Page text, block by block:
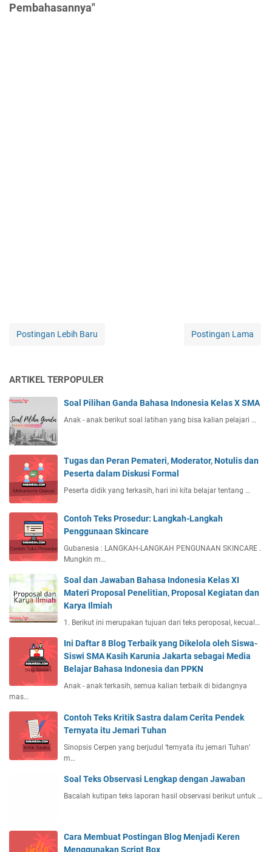
Pembahasannya"
Postingan Lebih Baru Postingan Lama
ARTIKEL TERPOPULER
Soal Pilihan Ganda Bahasa Indonesia Kelas X SMA
Anak - anak berikut soal latihan yang bisa kalian pelajari …
Tugas dan Peran Pemateri, Moderator, Notulis dan
Peserta dalam Diskusi Formal
Peserta didik yang terkasih, hari ini kita belajar tentang …
Contoh Teks Prosedur: Langkah-Langkah
Penggunaan Skincare
Gubanesia : LANGKAH-LANGKAH PENGUNAAN SKINCARE .
Mungkin m…
Soal dan Jawaban Bahasa Indonesia Kelas XI
Materi Proposal Penelitian, Proposal Kegiatan dan
Karya Ilmiah
1. Berikut ini merupakan tujuan dari teks peroposal, kecual…
Ini Daftar 8 Blog Terbaik yang Dikelola oleh Siswa-
Siswi SMA Kasih Karunia Jakarta sebagai Media
Belajar Bahasa Indonesia dan PPKN
Anak - anak terkasih, semua kalian terbaik di bidangnya
mas…
Contoh Teks Kritik Sastra dalam Cerita Pendek
Ternyata itu Jemari Tuhan
Sinopsis Cerpen yang berjudul ‘ternyata itu jemari Tuhan’
m…
Soal Teks Observasi Lengkap dengan Jawaban
Bacalah kutipan teks laporan hasil observasi berikut untuk …
Cara Membuat Postingan Blog Menjadi Keren
Menggunakan Script Box